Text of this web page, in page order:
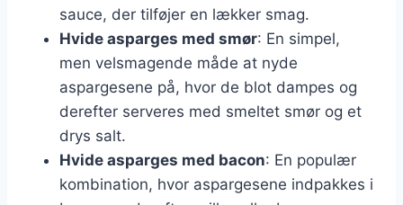
sauce, der tilføjer en lækker smag.
Hvide asparges med smør: En simpel,
men velsmagende måde at nyde
aspargesene på, hvor de blot dampes og
derefter serveres med smeltet smør og et
drys salt.
Hvide asparges med bacon: En populær
kombination, hvor aspargesene indpakkes i